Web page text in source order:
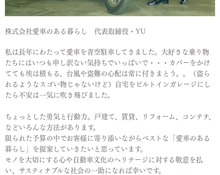
株式会社愛車のある暮らし 代表取締役・YU
私は長年にわたって愛車を青空駐車してきました。大好きな乗り物
たちにはいつも申し訳ない気持ちでいっぱいで・・・カバーをかけ
てても埃は積もる、台風や盗難の心配は常に付きまとう。。（盗ら
れるようなスゴい物じゃないけど）自宅をビルトインガレージにし
たら不安は一気に吹き飛びました。
ちょっとした勇気と行動力。戸建て、賃貸、リフォーム、コンテナ、
などいろんな方法があります。
限られた予算の中でお客様に寄り添いながらベストな「愛車のある
暮らし」を提案していきたいと思っています。
モノを大切にする心や自動車文化のヘリテージに対する敬意を払
い、サスティナブルな社会の一助になれば幸いです。